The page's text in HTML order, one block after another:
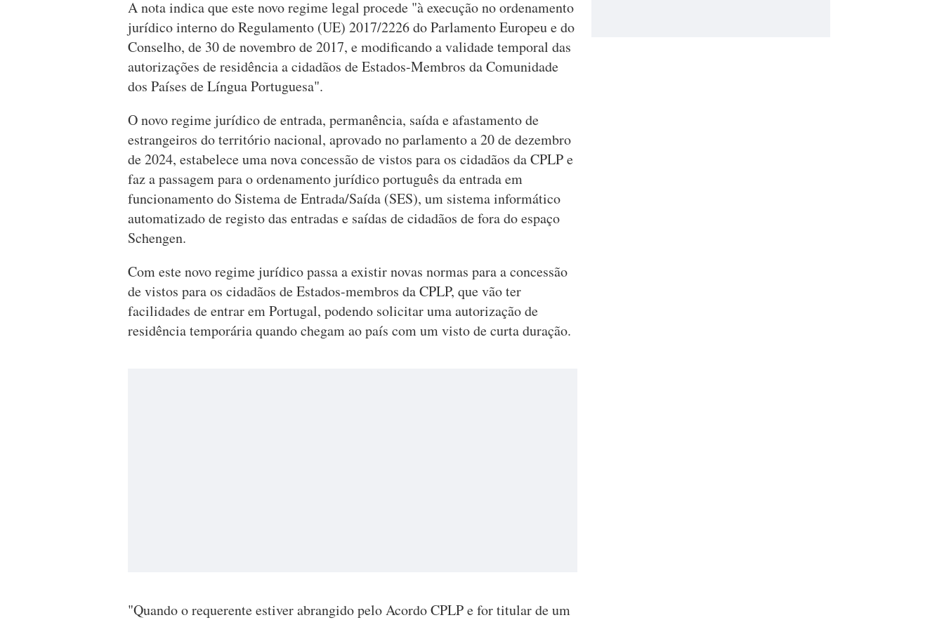
A nota indica que este novo regime legal procede "à execução no ordenamento
jurídico interno do Regulamento (UE) 2017/2226 do Parlamento Europeu e do
Conselho, de 30 de novembro de 2017, e modificando a validade temporal das
autorizações de residência a cidadãos de Estados-Membros da Comunidade
dos Países de Língua Portuguesa".
O novo regime jurídico de entrada, permanência, saída e afastamento de
estrangeiros do território nacional, aprovado no parlamento a 20 de dezembro
de 2024, estabelece uma nova concessão de vistos para os cidadãos da CPLP e
faz a passagem para o ordenamento jurídico português da entrada em
funcionamento do Sistema de Entrada/Saída (SES), um sistema informático
automatizado de registo das entradas e saídas de cidadãos de fora do espaço
Schengen.
Com este novo regime jurídico passa a existir novas normas para a concessão
de vistos para os cidadãos de Estados-membros da CPLP, que vão ter
facilidades de entrar em Portugal, podendo solicitar uma autorização de
residência temporária quando chegam ao país com um visto de curta duração.
"Quando o requerente estiver abrangido pelo Acordo CPLP e for titular de um